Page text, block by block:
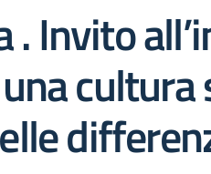
Invito
cultura